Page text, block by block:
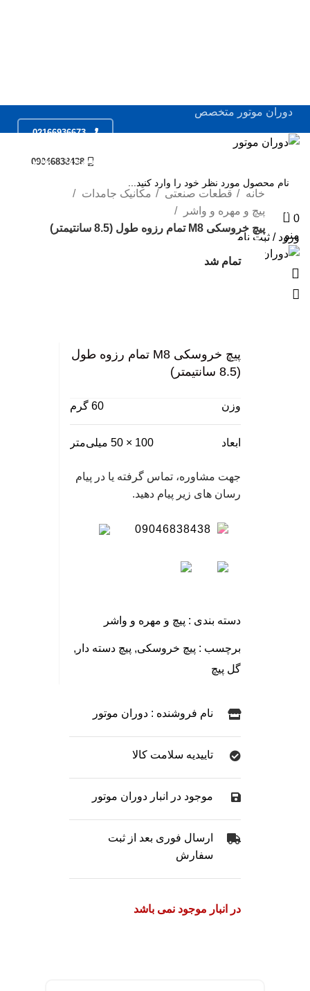
دوران موتور متخصص
02166936673
09046838438
0
ورود / ثبت نام
درباره ما تماس با ما
SEARCH
منو
خانه قطعات صنعتی
مکانیک جامدات
پیچ و مهره و واشر
پیچ خروسکی M8 تمام رزوه طول (8.5 سانتیمتر)
تمام شد
تمام شد
پیچ خروسکی M8 تمام رزوه طول
(8.5 سانتیمتر)
وزن 60 گرم
ابعاد 100 × 50 میلی‌متر
جهت مشاوره، تماس گرفته یا در پیام
رسان های زیر پیام دهید.
09046838438
دسته بندی : پیچ و مهره و واشر
برچسب : پیچ خروسکی, پیچ دسته دار ,
گل پیچ
نام فروشنده : دوران موتور
تاییدیه سلامت کالا
موجود در انبار دوران موتور
ارسال فوری بعد از ثبت
سفارش
در انبار موجود نمی باشد